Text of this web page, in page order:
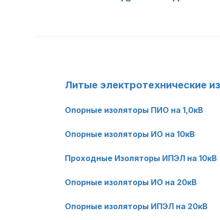
Литые электротехнические
Опорные изоляторы ПИО на 1,0кВ
Опорные изоляторы ИО на 10кВ
Проходные Изоляторы ИПЭЛ на 10кВ
Опорные изоляторы ИО на 20кВ
Опорные изоляторы ИПЭЛ на 20кВ